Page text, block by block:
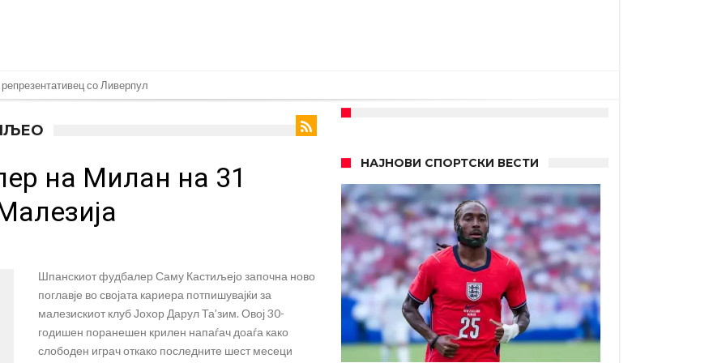
со Ливерпул
Манчестер доаѓа во Јувентус!
на Реал: Протекоа детали од разговорот што го потресе Мадрид!
сака да се засили од Реал Мадрид!
прогноза: “Тие ќе ја освојат Премиер лигата, а причината е едноставна”
во Барселона, Реал Мадрид е информиран
во Реал Мадрид до 2032 година
Формула 1: Не можеме да одиме толку далеку!
на Ливерпул за трансферот ан Бредли Баркола?
на Милан на 31
Шпанскиот фудбалер Саму Кастиљејо започна ново
поглавје во својата кариера потпишувајќи за
малезискиот клуб Јохор Дарул Та’зим. Овој 30-
годишен поранешен крилен напаѓач доаѓа како
слободен играч откако последните шест месеци
НАЈНОВИ СПОРТСКИ ВЕСТИ